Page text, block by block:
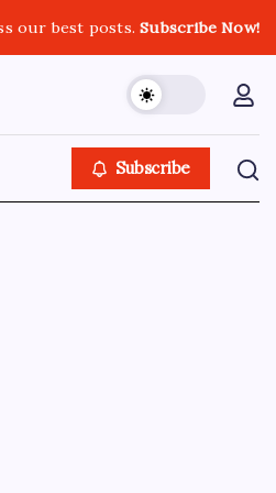
our best posts.Subscribe Now!
Subscribe